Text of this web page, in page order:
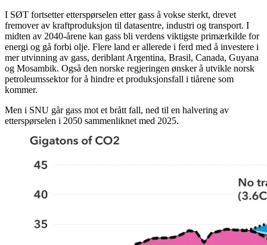
I SØT fortsetter etterspørselen etter gass å vokse sterkt, drevet
fremover av kraftproduksjon til datasentre, industri og transport. I
midten av 2040-årene kan gass bli verdens viktigste primærkilde for
energi og gå forbi olje. Flere land er allerede i ferd med å investere i
mer utvinning av gass, deriblant Argentina, Brasil, Canada, Guyana
og Mosambik. Også den norske regjeringen ønsker å utvikle norsk
petroleumssektor for å hindre et produksjonsfall i tiårene som
kommer.
Men i SNU går gass mot et brått fall, ned til en halvering av
etterspørselen i 2050 sammenliknet med 2025.